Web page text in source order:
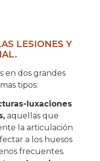
LESIONES Y
en dos grandes
tipos:
luxaciones
aquellas que
la articulación
a los huesos
frecuentes.